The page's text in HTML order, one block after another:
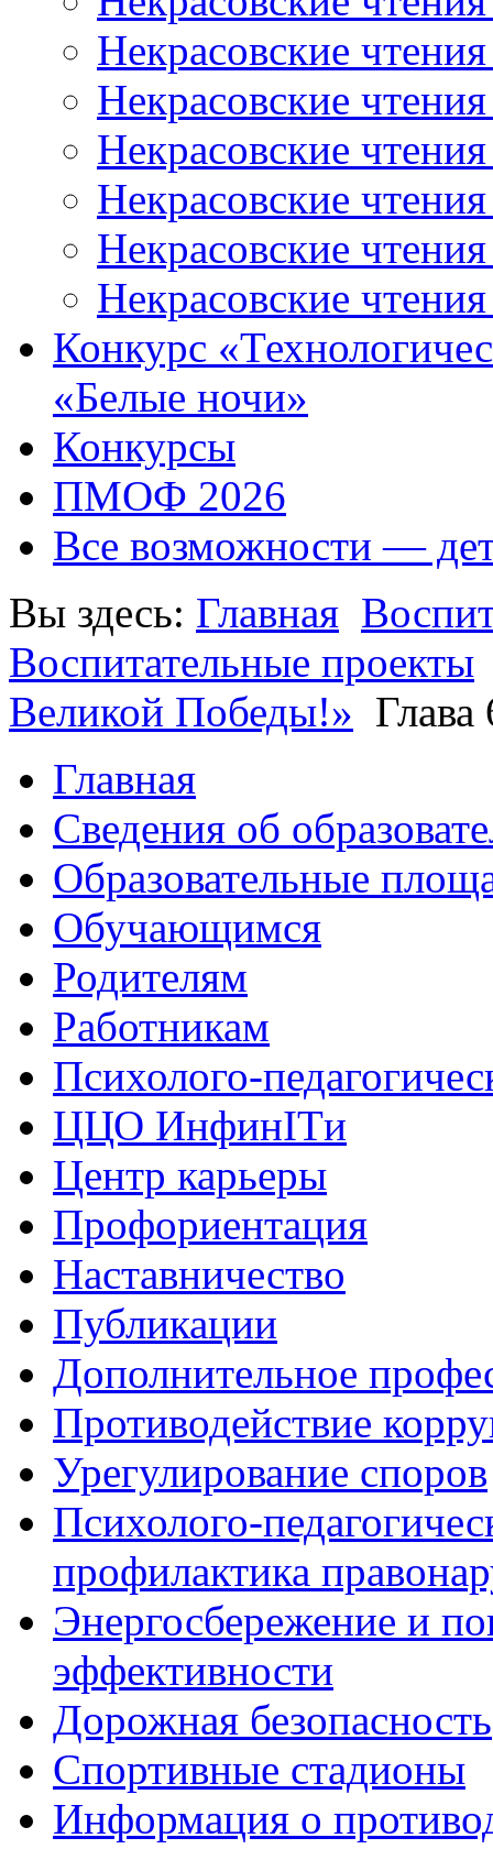
Некрасовские
Некрасовские
Некрасовские
Некрасовские
Некрасовские
Некрасовские
Конкурс
«Белые ночи»
Конкурсы
ПМОФ 2026
Все возможности —
Вы здесь: Главная
Воспитательные проекты
Великой Победы!» Глава
Главная
Сведения об
Образовательные
Обучающимся
Родителям
Работникам
Психолого-
ЦЦО ИнфинITи
Центр карьеры
Профориентация
Наставничество
Публикации
Дополнительное
Противодействие
Урегулирование споров
Психолого-
профилактика
Энергосбережение и
эффективности
Дорожная безопасность
Спортивные стадионы
Информация о